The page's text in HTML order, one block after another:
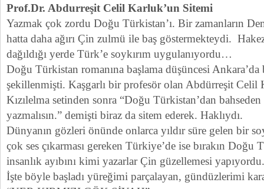
Prof.Dr. Abdurreşit Celil Karluk’un Sitemi
Yazmak çok zordu Doğu Türkistan’ı. Bir zamanların
hatta daha ağırı Çin zulmü ile baş göstermekteydi.
dağıldığı yerde Türk’e soykırım uygulanıyordu…
Doğu Türkistan romanına başlama düşüncesi
şekillenmişti. Kaşgarlı bir profesör olan Abdürreşit Celil
Kızılelma setinden sonra “Doğu Türkistan’dan
yazmalısın.” demişti biraz da sitem ederek. Haklıydı.
Dünyanın gözleri önünde onlarca yıldır süre gelen bir
çok ses çıkarması gereken Türkiye’de ise bırakın Doğu
insanlık ayıbını kimi yazarlar Çin güzellemesi yapıyordu.
İşte böyle başladı yüreğimi parçalayan, gündüzlerimi